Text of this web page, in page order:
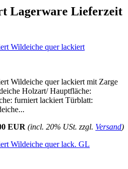
Lagerware Lieferzeit
Wildeiche quer lackiert
Wildeiche quer lackiert mit Zarge
Holzart/ Hauptfläche:
furniert lackiert Türblatt:
EUR (incl. 20% USt. zzgl. Versand)
Wildeiche quer lack. GL